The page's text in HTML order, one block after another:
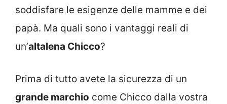
soddisfare le esigenze delle mamme e dei
papà. Ma quali sono i vantaggi reali di
un’altalena Chicco?
Prima di tutto avete la sicurezza di un
grande marchio come Chicco dalla vostra